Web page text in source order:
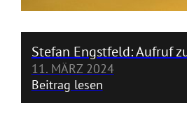
Stefan Engstfeld: Aufruf
11. MÄRZ 2024
Beitrag lesen